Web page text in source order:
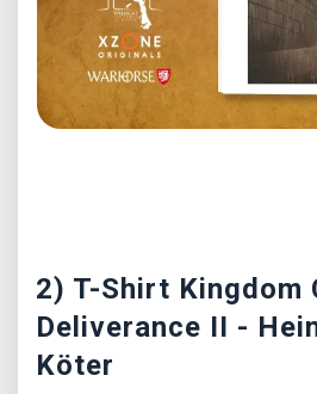
2) T-Shirt Kingdom
Deliverance II -
Köter